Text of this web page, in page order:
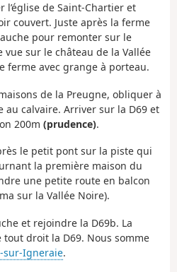
l’église de Saint-Chartier et
couvert. Juste après la ferme
pour remonter sur le
vue sur le château de la Vallée
ferme avec grange à porteau.
de la Preugne, obliquer à
au calvaire. Arriver sur la D69 et
200m (prudence).
le petit pont sur la piste qui
la première maison du
une petite route en balcon
sur la Vallée Noire).
et rejoindre la D69b. La
droit la D69. Nous somme
sur-Igneraie.